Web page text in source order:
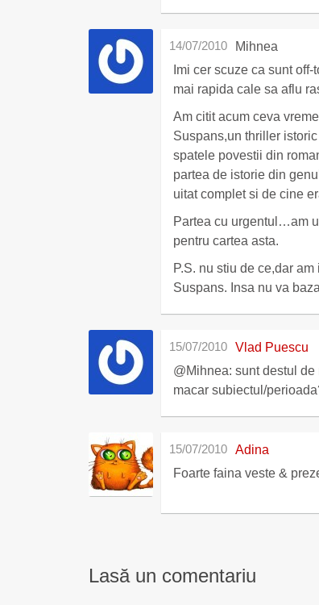
Mihnea
14/07/2010
Imi cer scuze ca sunt
mai rapida cale sa aflu
Am citit acum ceva
Suspans,un thriller
spatele povestii din
partea de istorie din
uitat complet si de cine
Partea cu urgentul…am
pentru cartea asta.
P.S. nu stiu de ce,dar
Suspans. Insa nu va
Vlad Puescu
15/07/2010
@Mihnea: sunt destul
macar subiectul/
Adina
15/07/2010
Foarte faina veste &
Lasă un comentariu